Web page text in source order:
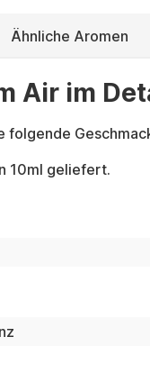
Ähnliche Aromen
Air im
folgende
10ml geliefert.